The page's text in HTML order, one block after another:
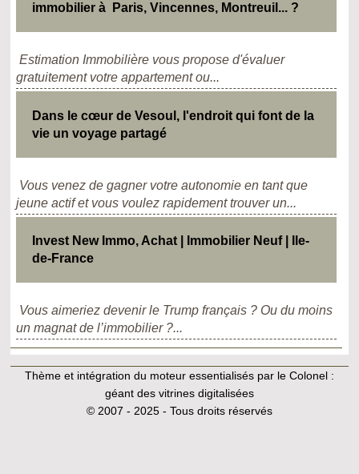
immobilier à Paris, Vincennes, Montreuil... ?
Estimation Immobilière vous propose d'évaluer
gratuitement votre appartement ou...
Dans le cœur de Vesoul, l'endroit qui font de la
vie un voyage partagé
Vous venez de gagner votre autonomie en tant que
jeune actif et vous voulez rapidement trouver un...
Invest New Immo, Achat | Immobilier Neuf | Ile-
de-France
Vous aimeriez devenir le Trump français ? Ou du moins
un magnat de l’immobilier ?...
Thème et intégration du moteur essentialisés par le Colonel :
géant des vitrines digitalisées
© 2007 - 2025 - Tous droits réservés